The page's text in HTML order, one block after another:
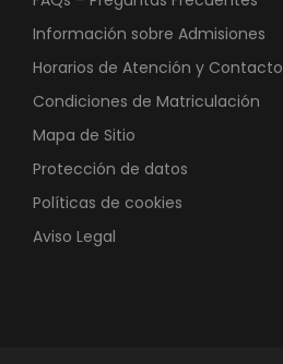
Información sobre Admisiones
Horarios de Atención y Contacto
Condiciones de Matriculación
Mapa de Sitio
Protección de datos
Políticas de cookies
Aviso Legal